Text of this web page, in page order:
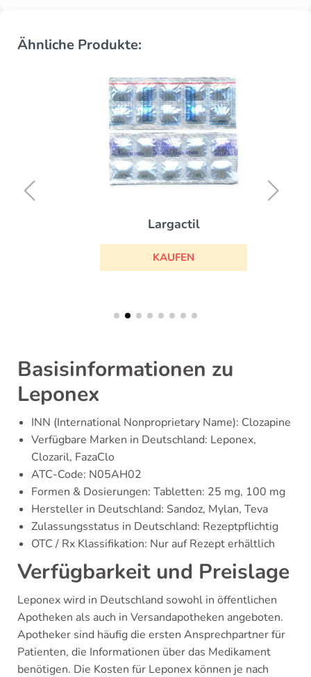
Ähnliche Produkte:
Largactil
KAUFEN
Basisinformationen zu
Leponex
INN (International Nonproprietary Name): Clozapine
Verfügbare Marken in Deutschland: Leponex,
Clozaril, FazaClo
ATC-Code: N05AH02
Formen & Dosierungen: Tabletten: 25 mg, 100 mg
Hersteller in Deutschland: Sandoz, Mylan, Teva
Zulassungsstatus in Deutschland: Rezeptpflichtig
OTC / Rx Klassifikation: Nur auf Rezept erhältlich
Verfügbarkeit und Preislage
Leponex wird in Deutschland sowohl in öffentlichen
Apotheken als auch in Versandapotheken angeboten.
Apotheker sind häufig die ersten Ansprechpartner für
Patienten, die Informationen über das Medikament
benötigen. Die Kosten für Leponex können je nach